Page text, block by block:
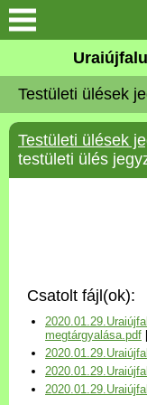
Köszöntő
Elérhetőségek
Uraiújfalu
Választási
Versenyképes
Program
Testületi ülések
Testületi ülések
testületi ülés
Csatolt fájl(ok):
megtárgyalása.pdf